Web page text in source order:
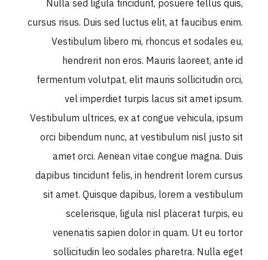
Nulla sed ligula tincidunt, posuere tellus quis,
cursus risus. Duis sed luctus elit, at faucibus enim.
Vestibulum libero mi, rhoncus et sodales eu,
hendrerit non eros. Mauris laoreet, ante id
fermentum volutpat, elit mauris sollicitudin orci,
vel imperdiet turpis lacus sit amet ipsum.
Vestibulum ultrices, ex at congue vehicula, ipsum
orci bibendum nunc, at vestibulum nisl justo sit
amet orci. Aenean vitae congue magna. Duis
dapibus tincidunt felis, in hendrerit lorem cursus
sit amet. Quisque dapibus, lorem a vestibulum
scelerisque, ligula nisl placerat turpis, eu
venenatis sapien dolor in quam. Ut eu tortor
sollicitudin leo sodales pharetra. Nulla eget